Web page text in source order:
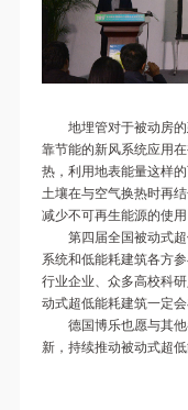
地埋管对于被动房
靠节能的新风系统应用
热，利用地表能量这样
土壤在与空气换热时再
减少不可再生能源的使
第四届全国被动式
系统和低能耗建筑各方
行业企业、众多高校科
动式超低能耗建筑一定
德国博乐也愿与其
新，持续推动被动式超